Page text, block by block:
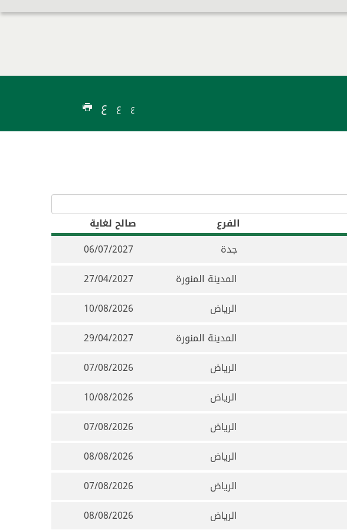
ع ع ع
الفرع
صالح لغاية
جدة
06/07/2027
المدينة المنورة
27/04/2027
الرياض
10/08/2026
المدينة المنورة
29/04/2027
الرياض
07/08/2026
الرياض
10/08/2026
الرياض
07/08/2026
الرياض
08/08/2026
الرياض
07/08/2026
الرياض 08/08/2026